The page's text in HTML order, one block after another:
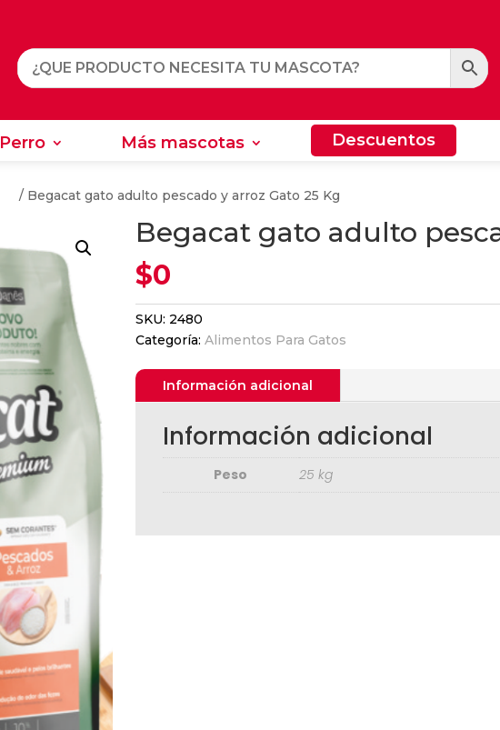
Perro Más mascotas Descuentos
/ Begacat gato adulto pescado y arroz Gato 25 Kg
Begacat gato adulto
$0
SKU: 2480
Categoría: Alimentos Para Gatos
Información adicional
Información adicional
Peso 25 kg